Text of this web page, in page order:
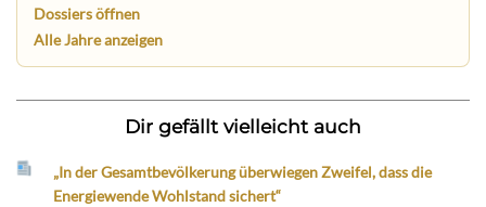
Dossiers öffnen
Alle Jahre anzeigen
Dir gefällt vielleicht auch
„In der Gesamtbevölkerung überwiegen Zweifel, dass die
Energiewende Wohlstand sichert“